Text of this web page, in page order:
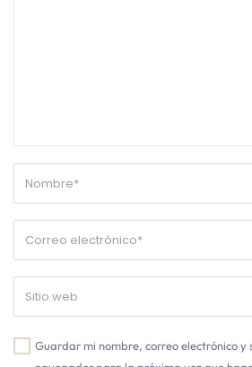
Guardar mi nombre, correo electrónico y